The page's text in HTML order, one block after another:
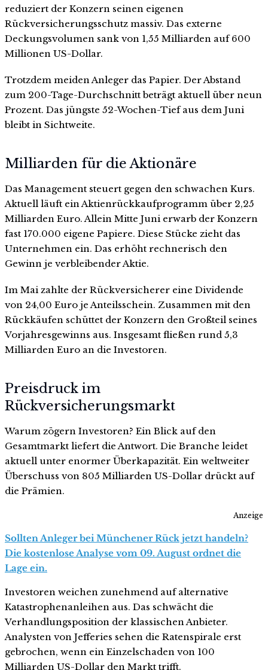
reduziert der Konzern seinen eigenen
Rückversicherungsschutz massiv. Das externe
Deckungsvolumen sank von 1,55 Milliarden auf 600
Millionen US-Dollar.
Trotzdem meiden Anleger das Papier. Der Abstand
zum 200-Tage-Durchschnitt beträgt aktuell über neun
Prozent. Das jüngste 52-Wochen-Tief aus dem Juni
bleibt in Sichtweite.
Milliarden für die Aktionäre
Das Management steuert gegen den schwachen Kurs.
Aktuell läuft ein Aktienrückkaufprogramm über 2,25
Milliarden Euro. Allein Mitte Juni erwarb der Konzern
fast 170.000 eigene Papiere. Diese Stücke zieht das
Unternehmen ein. Das erhöht rechnerisch den
Gewinn je verbleibender Aktie.
Im Mai zahlte der Rückversicherer eine Dividende
von 24,00 Euro je Anteilsschein. Zusammen mit den
Rückkäufen schüttet der Konzern den Großteil seines
Vorjahresgewinns aus. Insgesamt fließen rund 5,3
Milliarden Euro an die Investoren.
Preisdruck im
Rückversicherungsmarkt
Warum zögern Investoren? Ein Blick auf den
Gesamtmarkt liefert die Antwort. Die Branche leidet
aktuell unter enormer Überkapazität. Ein weltweiter
Überschuss von 805 Milliarden US-Dollar drückt auf
die Prämien.
Anzeige
Sollten Anleger bei Münchener Rück jetzt handeln?
Die kostenlose Analyse vom 09. August ordnet die
Lage ein.
Investoren weichen zunehmend auf alternative
Katastrophenanleihen aus. Das schwächt die
Verhandlungsposition der klassischen Anbieter.
Analysten von Jefferies sehen die Ratenspirale erst
gebrochen, wenn ein Einzelschaden von 100
Milliarden US-Dollar den Markt trifft.